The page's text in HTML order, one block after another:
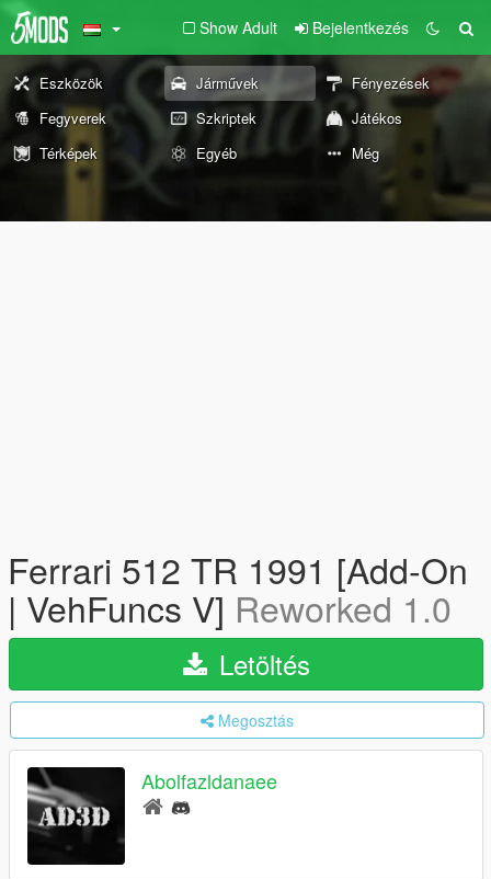
Show Adult Bejelentkezés
Eszközök Járművek
Fényezések
Fegyverek
Szkriptek
Játékos
Térképek
Egyéb Még
Ferrari 512 TR 1991 [Add-On
| VehFuncs V] Reworked 1.0
Letöltés
Megosztás
Abolfazldanaee